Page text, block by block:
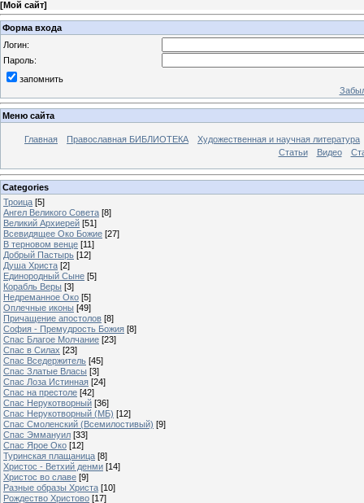
[Мой сайт]
Форма входа
Логин:
Пароль:
запомнить
Меню сайта
Главная Православная БИБЛИОТЕКА
Художественная и научная литература
Статьи
Видео
Categories
Троица [5]
Ангел Великого Совета [8]
Великий Архиерей [51]
Всевидящее Око Божие [27]
В терновом венце [11]
Добрый Пастырь [12]
Душа Христа [2]
Единородный Сыне [5]
Корабль Веры [3]
Недреманное Око [5]
Оплечные иконы [49]
Причащение апостолов [8]
София - Премудрость Божия [8]
Спас Благое Молчание [23]
Спас в Силах [23]
Спас Вседержитель [45]
Спас Златые Власы [3]
Спас Лоза Истинная [24]
Спас на престоле [42]
Спас Нерукотворный [36]
Спас Нерукотворный (МБ) [12]
Спас Смоленский (Всемилостивый) [9]
Спас Эммануил [33]
Спас Ярое Око [12]
Туринская плащаница [8]
Христос - Ветхий денми [14]
Христос во славе [9]
Разные образы Христа [10]
Рождество Христово [17]